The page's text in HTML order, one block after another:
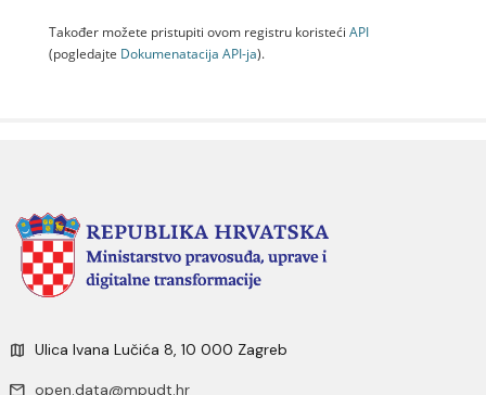
Također možete pristupiti ovom registru koristeći API
(pogledajte Dokumenаtаcijа API-jа).